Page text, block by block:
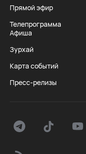
Прямой эфир
Телепрограмма
Афиша
Зурхай
Карта событий
Пресс-релизы